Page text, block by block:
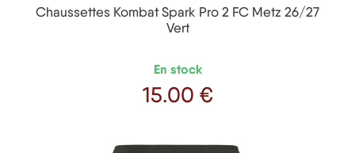
Chaussettes Kombat Spark Pro 2 FC Metz 26/27
Vert
En stock
Prix
15.00 €